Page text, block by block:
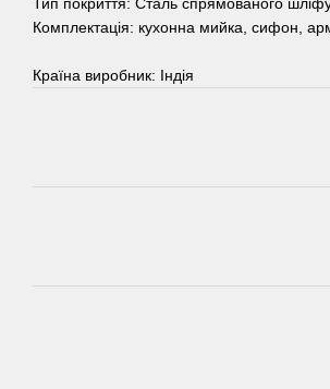
Комплектація: кухонна мийка, сифон,
Країна виробник: Індія